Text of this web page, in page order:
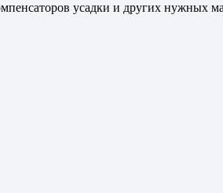
усадки и других нужных